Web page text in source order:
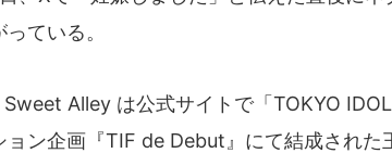
っている。
Sweet Alley は公式サイトで「TOKYO
ョン企画『TIF de Debut』にて結成され